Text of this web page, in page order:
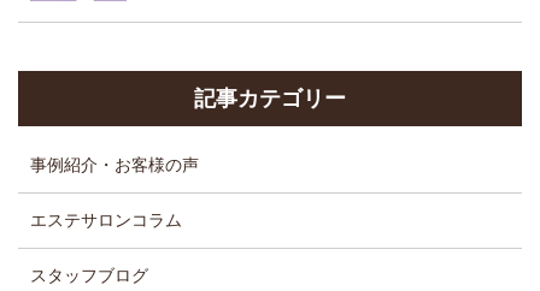
記事カテゴリー
事例紹介・お客様の声
エステサロンコラム
スタッフブログ